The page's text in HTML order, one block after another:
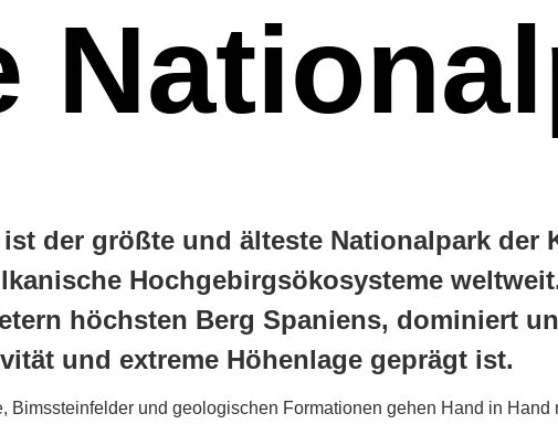
der größte und älteste Nationalpark der
Hochgebirgsökosysteme
höchsten Berg Spaniens, dominiert
und extreme Höhenlage geprägt ist.
Bimssteinfelder und geologischen Formationen gehen Hand in